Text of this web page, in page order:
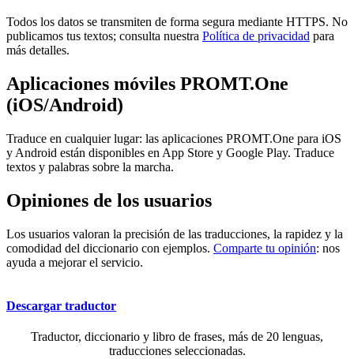
Todos los datos se transmiten de forma segura mediante HTTPS. No
publicamos tus textos; consulta nuestra Política de privacidad para
más detalles.
Aplicaciones móviles PROMT.One
(iOS/Android)
Traduce en cualquier lugar: las aplicaciones PROMT.One para iOS
y Android están disponibles en App Store y Google Play. Traduce
textos y palabras sobre la marcha.
Opiniones de los usuarios
Los usuarios valoran la precisión de las traducciones, la rapidez y la
comodidad del diccionario con ejemplos. Comparte tu opinión: nos
ayuda a mejorar el servicio.
Descargar traductor
Traductor, diccionario y libro de frases, más de 20 lenguas,
traducciones seleccionadas.